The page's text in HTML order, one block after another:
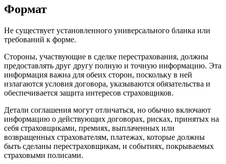
Формат
Не существует установленного универсального бланка или
требований к форме.
Стороны, участвующие в сделке перестрахования, должны
предоставлять друг другу полную и точную информацию. Эта
информация важна для обеих сторон, поскольку в ней
излагаются условия договора, указываются обязательства и
обеспечивается защита интересов страховщиков.
Детали соглашения могут отличаться, но обычно включают
информацию о действующих договорах, рисках, принятых на
себя страховщиками, премиях, выплаченных или
возвращенных страхователям, платежах, которые должны
быть сделаны перестраховщикам, и событиях, покрываемых
страховыми полисами.